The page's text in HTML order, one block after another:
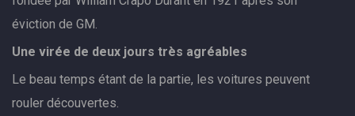
éviction de GM.
Une virée de deux jours très agréables
Le beau temps étant de la partie, les voitures peuvent
rouler découvertes.